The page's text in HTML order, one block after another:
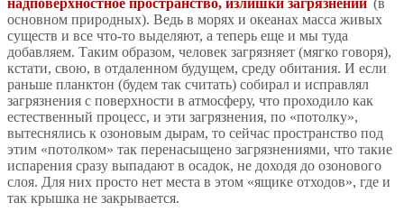
надповерхностное пространство, излишки загрязнений (в
основном природных). Ведь в морях и океанах масса живых
существ и все что-то выделяют, а теперь еще и мы туда
добавляем. Таким образом, человек загрязняет (мягко говоря),
кстати, свою, в отдаленном будущем, среду обитания. И если
раньше планктон (будем так считать) собирал и исправлял
загрязнения с поверхности в атмосферу, что проходило как
естественный процесс, и эти загрязнения, по «потолку»,
вытеснялись к озоновым дырам, то сейчас пространство под
этим «потолком» так перенасыщено загрязнениями, что такие
испарения сразу выпадают в осадок, не доходя до озонового
слоя. Для них просто нет места в этом «ящике отходов», где и
так крышка не закрывается.